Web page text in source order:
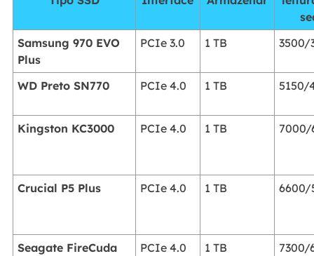
Samsung 970 EVO
Plus
PCIe 3.0 1 TB 3500/
WD Preto SN770 PCIe 4.0 1 TB 5150/
Kingston KC3000 PCIe 4.0 1 TB 7000/
Crucial P5 Plus PCIe 4.0 1 TB 6600/
Seagate FireCuda
PCIe 4.0 1 TB 7300/